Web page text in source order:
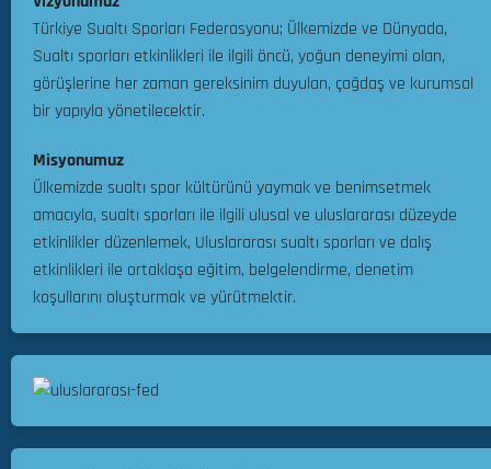
e
r
A
r
s
ı
ü
r
k
y
e
Ş
m
r
i
Ç
a
l
ş
t
a
y
ı
D
z
n
p
a
Ş
a
p
i
n
u
y
u
z
31.07.2026
Türkiye Sualtı Sporları Federasyonu; Ülkemizde ve Dünyada,
Sualtı sporları etkinlikleri ile ilgili öncü, yoğun deneyimi olan,
görüşlerine her zaman gereksinim duyulan, çağdaş ve kurumsal
bir yapıyla yönetilecektir.
Misyonumuz
Ülkemizde sualtı spor kültürünü yaymak ve benimsetmek
amacıyla, sualtı sporları ile ilgili ulusal ve uluslararası düzeyde
etkinlikler düzenlemek, Uluslararası sualtı sporları ve dalış
etkinlikleri ile ortaklaşa eğitim, belgelendirme, denetim
koşullarını oluşturmak ve yürütmektir.